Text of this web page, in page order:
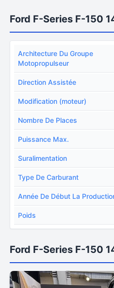
Ford F-Series F-150
Architecture Du Groupe
Motopropulseur
Direction Assistée
Modification (moteur)
Nombre De Places
Puissance Max.
Suralimentation
Type De Carburant
Année De Début La
Poids
Ford F-Series F-150